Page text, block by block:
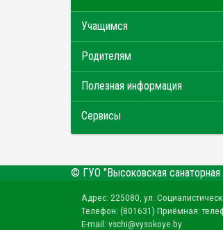
Учащимся
Родителям
Полезная информация
Сервисы
© ГУО "Высоковская санаторная
Адрес: 225080, ул.
Телефон: (801631) Приёмная:
E-mail: vschi@vysokoye.by